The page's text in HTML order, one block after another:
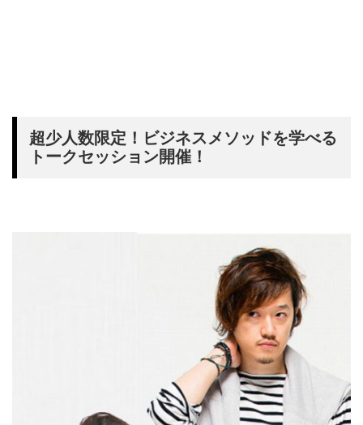
超少人数限定！ビジネスメソッドを学べる
トークセッション開催！